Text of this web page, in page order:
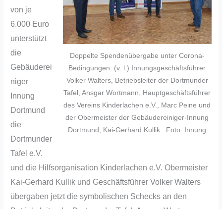
Doppelte Spendenübergabe unter Corona-
Bedingungen: (v. l.) Innungsgeschäftsführer
Volker Walters, Betriebsleiter der Dortmunder
Tafel, Ansgar Wortmann, Hauptgeschäftsführer
des Vereins Kinderlachen e.V., Marc Peine und
der Obermeister der Gebäudereiniger-Innung
Dortmund, Kai-Gerhard Kullik. Foto: Innung
von je
6.000 Euro
unterstützt
die
Gebäuderei
niger
Innung
Dortmund
die
Dortmunder
Tafel e.V.
und die Hilfsorganisation Kinderlachen e.V. Obermeister
Kai-Gerhard Kullik und Geschäftsführer Volker Walters
übergaben jetzt die symbolischen Schecks an den